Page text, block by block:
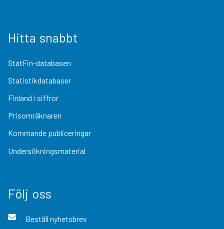
Hitta snabbt
StatFin-databasen
Statistikdatabaser
Finland i siffror
Prisomräknaren
Kommande publiceringar
Undersökningsmaterial
Följ oss
Beställ nyhetsbrev